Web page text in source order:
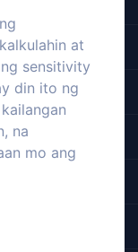
at
sensitivity
din ito ng
na
mo ang